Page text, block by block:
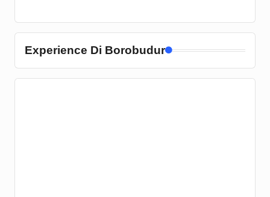
Experience Di Borobudur